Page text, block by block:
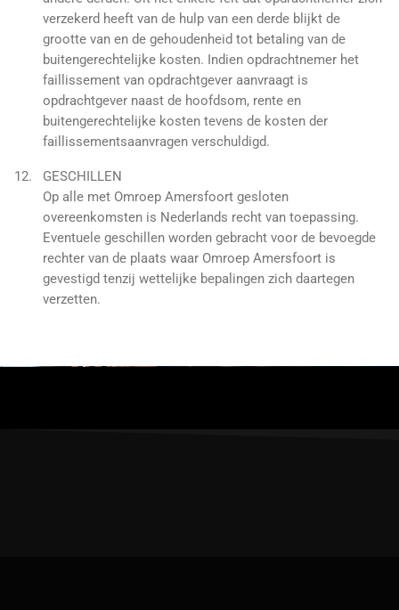
verzekerd heeft van de hulp van een derde blijkt de
grootte van en de gehoudenheid tot betaling van de
buitengerechtelijke kosten. Indien opdrachtnemer het
faillissement van opdrachtgever aanvraagt is
opdrachtgever naast de hoofdsom, rente en
buitengerechtelijke kosten tevens de kosten der
faillissementsaanvragen verschuldigd.
GESCHILLEN
Op alle met Omroep Amersfoort gesloten
overeenkomsten is Nederlands recht van toepassing.
Eventuele geschillen worden gebracht voor de bevoegde
rechter van de plaats waar Omroep Amersfoort is
gevestigd tenzij wettelijke bepalingen zich daartegen
verzetten.